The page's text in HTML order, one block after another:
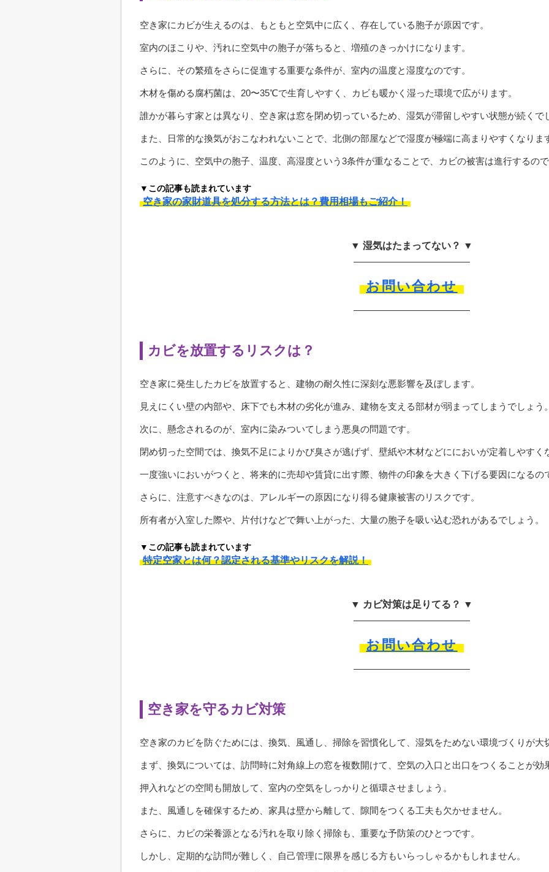
空き家にカビが生えるのは、もともと空気中に広く、存在している胞子が原因です。
室内のほこりや、汚れに空気中の胞子が落ちると、増殖のきっかけになります。
さらに、その繁殖をさらに促進する重要な条件が、室内の温度と湿度なのです。
木材を傷める腐朽菌は、20〜35℃で生育しやすく、カビも暖かく湿った環境で広がります。
誰かが暮らす家とは異なり、空き家は窓を閉め切っているため、湿気が滞留しやすい状態が続くで
また、日常的な換気がおこなわれないことで、北側の部屋などで湿度が極端に高まりやすくなりま
このように、空気中の胞子、温度、高湿度という3条件が重なることで、カビの被害は進行するので
▼この記事も読まれています
空き家の家財道具を処分する方法とは？費用相場もご紹介！
▼ 湿気はたまってない？ ▼
お問い合わせ
カビを放置するリスクは？
空き家に発生したカビを放置すると、建物の耐久性に深刻な悪影響を及ぼします。
見えにくい壁の内部や、床下でも木材の劣化が進み、建物を支える部材が弱まってしまうでしょう。
次に、懸念されるのが、室内に染みついてしまう悪臭の問題です。
閉め切った空間では、換気不足によりかび臭さが逃げず、壁紙や木材などににおいが定着しやすく
一度強いにおいがつくと、将来的に売却や賃貸に出す際、物件の印象を大きく下げる要因になるの
さらに、注意すべきなのは、アレルギーの原因になり得る健康被害のリスクです。
所有者が入室した際や、片付けなどで舞い上がった、大量の胞子を吸い込む恐れがあるでしょう。
▼この記事も読まれています
特定空家とは何？認定される基準やリスクを解説！
▼ カビ対策は足りてる？ ▼
お問い合わせ
空き家を守るカビ対策
空き家のカビを防ぐためには、換気、風通し、掃除を習慣化して、湿気をためない環境づくりが大
まず、換気については、訪問時に対角線上の窓を複数開けて、空気の入口と出口をつくることが効
押入れなどの空間も開放して、室内の空気をしっかりと循環させましょう。
また、風通しを確保するため、家具は壁から離して、隙間をつくる工夫も欠かせません。
さらに、カビの栄養源となる汚れを取り除く掃除も、重要な予防策のひとつです。
しかし、定期的な訪問が難しく、自己管理に限界を感じる方もいらっしゃるかもしれません。